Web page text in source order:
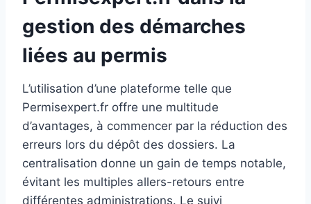
gestion des démarches
liées au permis
L’utilisation d’une plateforme telle que
Permisexpert.fr offre une multitude
d’avantages, à commencer par la réduction des
erreurs lors du dépôt des dossiers. La
centralisation donne un gain de temps notable,
évitant les multiples allers-retours entre
différentes administrations. Le suivi